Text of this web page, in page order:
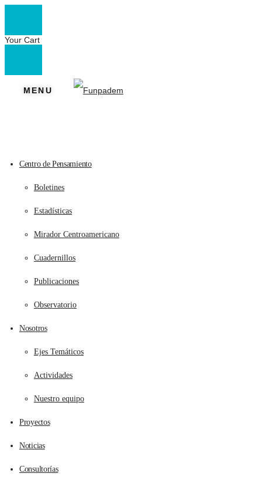
Your Cart
MENU
Centro de Pensamiento
Boletines
Estadísticas
Mirador Centroamericano
Cuadernillos
Publicaciones
Observatorio
Nosotros
Ejes Temáticos
Actividades
Nuestro equipo
Proyectos
Noticias
Consultorías